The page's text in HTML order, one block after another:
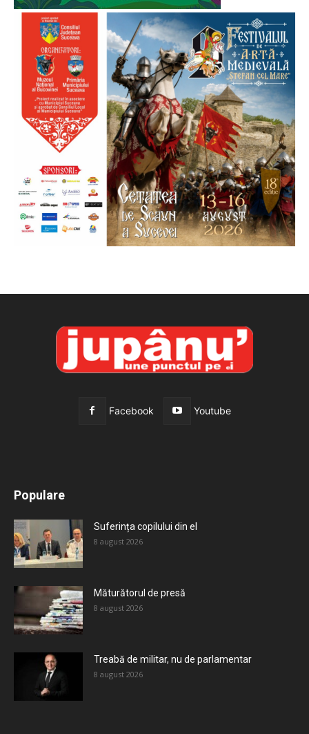
Facebook Youtube
Populare
Suferința copilului din el
8 august 2026
Măturătorul de presă
8 august 2026
Treabă de militar, nu de parlamentar
8 august 2026